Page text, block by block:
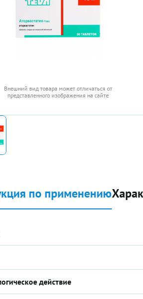
Внешний вид товара может отличаться от
представленного изображения на сайте
по применению
действие